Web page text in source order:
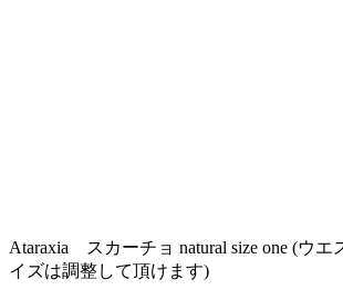
Ataraxia スカーチョ natural size one (ウエ
イズは調整して頂けます)